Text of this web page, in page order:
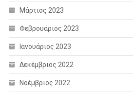
Μάρτιος 2023
Φεβρουάριος 2023
Ιανουάριος 2023
Δεκέμβριος 2022
Νοέμβριος 2022